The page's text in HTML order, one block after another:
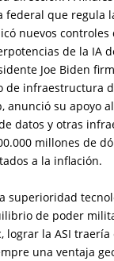
federal que regula
nuevos
de la IA
Joe Biden
infraestructura
su apoyo
datos y otras
millones de
a la inflación.
superioridad
de poder
la ASI traería
una ventaja